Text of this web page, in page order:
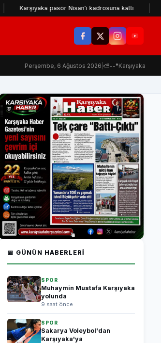
Karşıyaka pasör Nisan'ı kadrosuna kattı
Perşembe, 6 Ağustos 2026 ⛅--°Karşıyaka
📅 GÜNÜN HABERLERI
SPOR
Muhaymin Mustafa Karşıyaka
yolunda
9 saat önce
SPOR
Sakarya Voleybol'dan
Karşıyaka'ya